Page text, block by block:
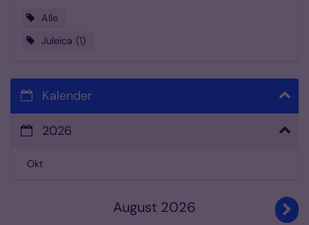
Alle
Juleica
1
Kalender
2026
Okt
August 2026